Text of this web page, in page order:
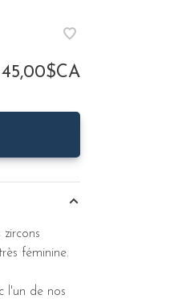
45,00$CA
féminine.
l'un de nos